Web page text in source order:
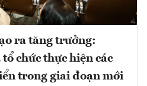
ra tăng trưởng:
chức thực hiện các
trong giai đoạn mới